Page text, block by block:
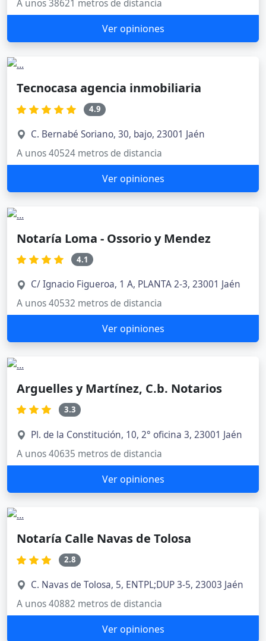
A unos 38621 metros de distancia
Ver opiniones
Tecnocasa agencia inmobiliaria
4.9
C. Bernabé Soriano, 30, bajo, 23001 Jaén
A unos 40524 metros de distancia
Ver opiniones
Notaría Loma - Ossorio y Mendez
4.1
C/ Ignacio Figueroa, 1 A, PLANTA 2-3, 23001 Jaén
A unos 40532 metros de distancia
Ver opiniones
Arguelles y Martínez, C.b. Notarios
3.3
Pl. de la Constitución, 10, 2° oficina 3, 23001 Jaén
A unos 40635 metros de distancia
Ver opiniones
Notaría Calle Navas de Tolosa
2.8
C. Navas de Tolosa, 5, ENTPL;DUP 3-5, 23003 Jaén
A unos 40882 metros de distancia
Ver opiniones